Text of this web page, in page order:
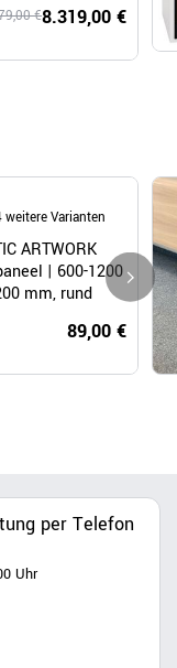
8.319,00 €
€
weitere Varianten
ARTWORK
| 600-1200
mm, rund
89,00 €
per Telefon
Uhr